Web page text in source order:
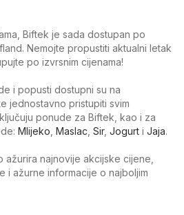
Biftek je sada dostupan po
Nemojte propustiti aktualni letak
po izvrsnim cijenama!
i popusti dostupni su na
jednostavno pristupiti svim
ponude za Biftek, kao i za
Mlijeko Maslac Sir, Jogurt i Jaja.
ažurira najnovije akcijske cijene,
i ažurne informacije o najboljim